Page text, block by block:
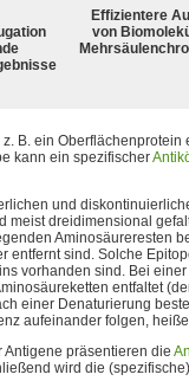
Effizientere
von
B. ein Oberflächenprotein
kann ein spezifischer
und
meist dreidimensional
Aminosäureresten
entfernt sind. Solche
vorhanden sind. Bei einer
entfaltet
einer Denaturierung
aufeinander folgen,
Antigene präsentieren die
wird die (spezifische)